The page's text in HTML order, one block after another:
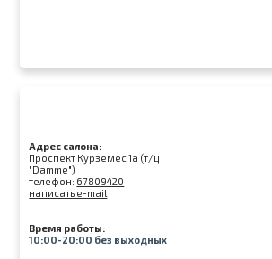
Адрес салона:
Проспект Курземес 1а (т/ц
"Damme")
телефон: 67809420
написать e-mail
Время работы:
10:00-20:00 без выходных